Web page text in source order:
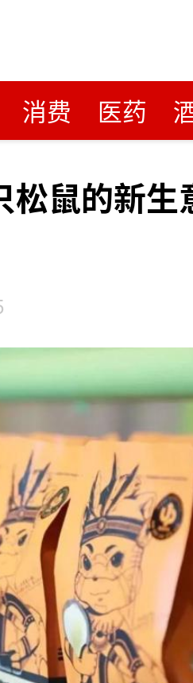
消费 医药
松鼠的新生